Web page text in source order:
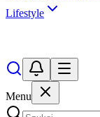
Lifestyle
Menu